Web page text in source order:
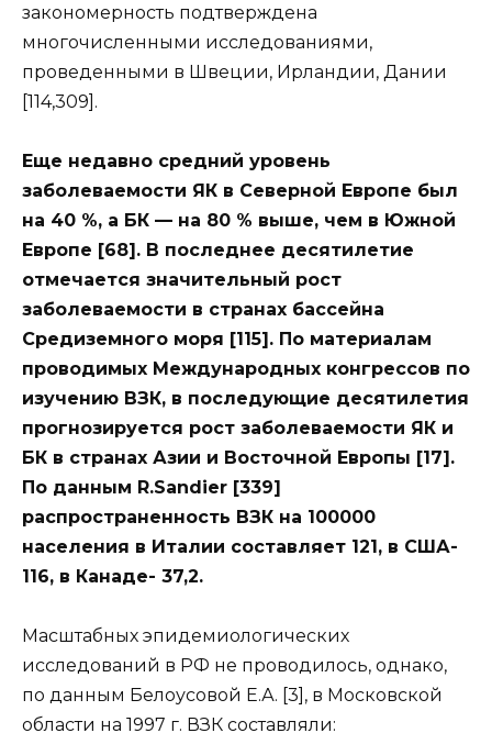
закономерность подтверждена
многочисленными исследованиями,
проведенными в Швеции, Ирландии, Дании
[114,309].
Еще недавно средний уровень
заболеваемости ЯК в Северной Европе был
на 40 %, а БК — на 80 % выше, чем в Южной
Европе [68]. В последнее десятилетие
отмечается значительный рост
заболеваемости в странах бассейна
Средиземного моря [115]. По материалам
проводимых Международных конгрессов по
изучению ВЗК, в последующие десятилетия
прогнозируется рост заболеваемости ЯК и
БК в странах Азии и Восточной Европы [17].
По данным R.Sandier [339]
распространенность ВЗК на 100000
населения в Италии составляет 121, в США-
116, в Канаде- 37,2.
Масштабных эпидемиологических
исследований в РФ не проводилось, однако,
по данным Белоусовой Е.А. [3], в Московской
области на 1997 г. ВЗК составляли: